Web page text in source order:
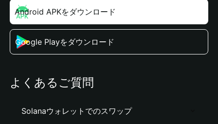
Android APKをダウンロード
Google Playをダウンロード
よくあるご質問
Solanaウォレットでのスワップ